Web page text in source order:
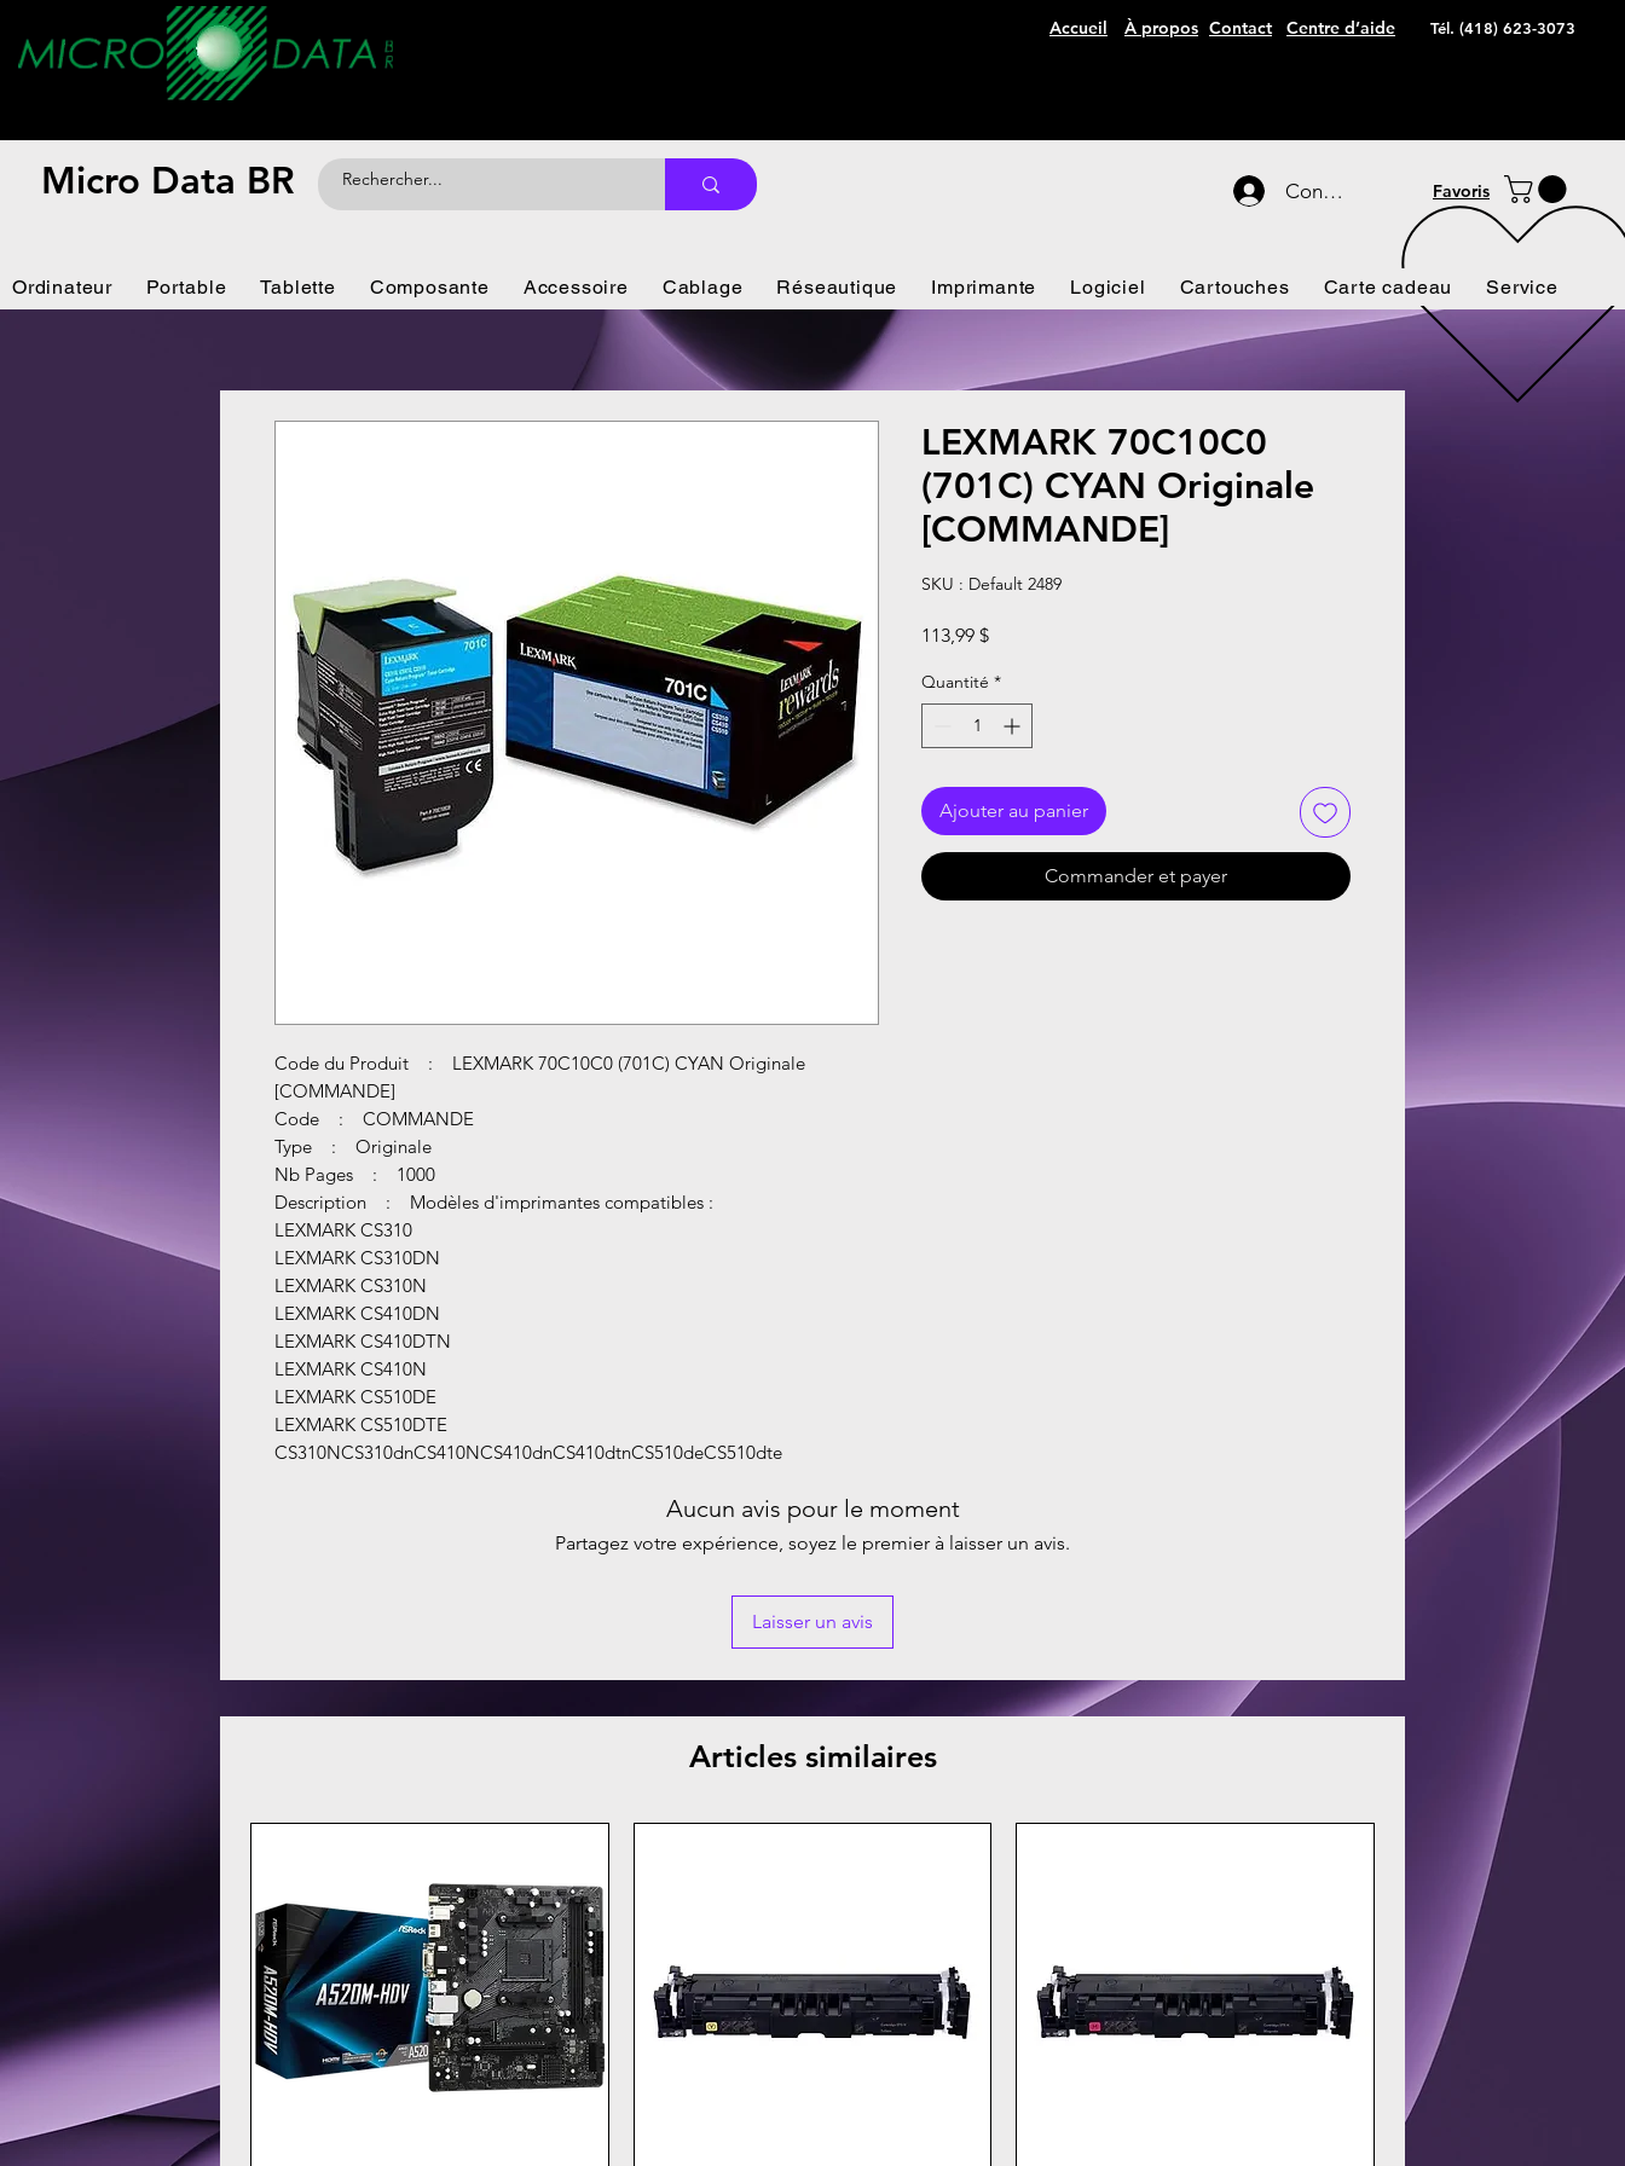
Accueil À propos Contact Centre d’aide Tél. (418) 623-3073
Micro Data BR Connexion Favoris
Ordinateur Portable Tablette Composante Accessoire Cablage Réseautique Imprimante Logiciel Cartouches Carte cadeau Service
Code du Produit : LEXMARK 70C10C0 (701C) CYAN Originale
[COMMANDE]
Code : COMMANDE
Type : Originale
Nb Pages : 1000
Description : Modèles d'imprimantes compatibles :
LEXMARK CS310
LEXMARK CS310DN
LEXMARK CS310N
LEXMARK CS410DN
LEXMARK CS410DTN
LEXMARK CS410N
LEXMARK CS510DE
LEXMARK CS510DTE
CS310NCS310dnCS410NCS410dnCS410dtnCS510deCS510dte
LEXMARK 70C10C0
(701C) CYAN Originale
[COMMANDE]
SKU : Default 2489
113,99 $Prix
Quantité *
Ajouter au panier
Commander et payer
Aucun avis pour le moment
Partagez votre expérience, soyez le premier à laisser un avis.
Laisser un avis
Articles similaires